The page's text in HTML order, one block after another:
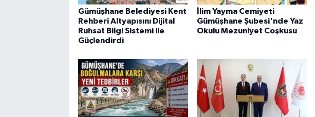
Gümüşhane Belediyesi Kent
Rehberi Altyapısını Dijital
Ruhsat Bilgi Sistemi ile
Güçlendirdi
İlim Yayma Cemiyeti
Gümüşhane Şubesi'nde Yaz
Okulu Mezuniyet Coşkusu